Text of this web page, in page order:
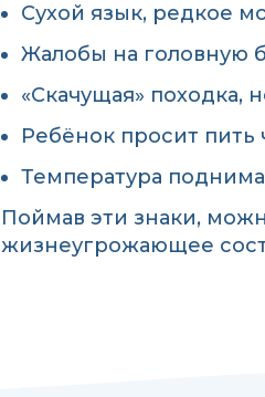
Сухой язык, редкое
Жалобы на головную
«Скачущая»
Ребёнок просит
Температура
Поймав эти знаки,
жизнеугрожающее